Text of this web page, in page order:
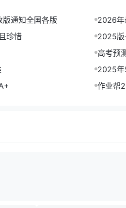
通知全国各版
2026年
珍惜
2025版
高考预
2025年
作业帮